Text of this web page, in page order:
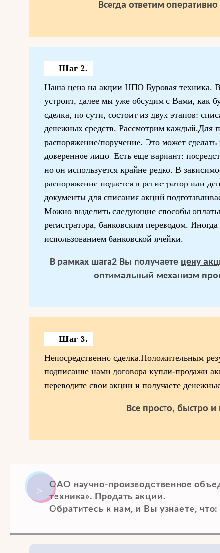
Всегда ответим
Шаг 2.
Наша цена на акции НПО Буровая техника.
устроит, далее мы уже обсудим с Вами, как
сделка, по сути, состоит из двух этапов:
денежных средств. Рассмотрим каждый.Для
распоряжение/поручение. Это может сделать
доверенное лицо. Есть еще вариант:
но он используется крайне редко. В
распоряжение подается в регистратор или
документы для списания акций
Можно выделить следующие способы
регистратора, банковским переводом.
использованием банковской ячейки.
В рамках шага2 Вы получаете цену
оптимальный механизм
Шаг 3.
Непосредственно сделка.Положительным
подписание нами договора купли-продажи
переводите свои акции и получаете
Все просто, быстро и
ОАО научно-производственное
техника». Продать акции.
Обратитесь к нам, и Вы узнаете, что: